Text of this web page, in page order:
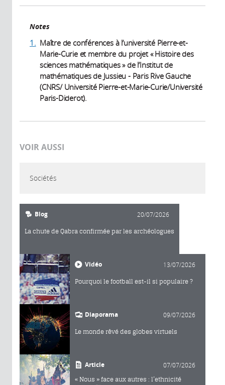
Notes
1. Maître de conférences à l’université Pierre-et-
Marie-Curie et membre du projet « Histoire des
sciences mathématiques » de l’Institut de
mathématiques de Jussieu - Paris Rive Gauche
(CNRS/ Université Pierre-et-Marie-Curie/Université
Paris-Diderot).
VOIR AUSSI
Sociétés
Blog 20/07/2026
La chute de Qabra confirmée par les archéologues
Vidéo 13/07/2026
Pourquoi le football est-il si populaire ?
Diaporama 09/07/2026
Le monde rêvé des globes virtuels
Article 07/07/2026
« Nous » face aux autres : l’ethnicité